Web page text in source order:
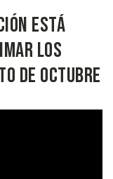
está
los
de octubre